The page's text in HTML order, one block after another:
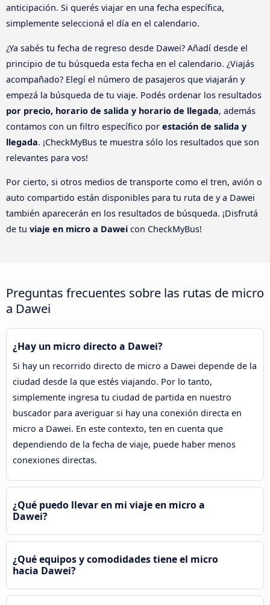
anticipación. Si querés viajar en una fecha específica,
simplemente seleccioná el día en el calendario.
¿Ya sabés tu fecha de regreso desde Dawei? Añadí desde el
principio de tu búsqueda esta fecha en el calendario. ¿Viajás
acompañado? Elegí el número de pasajeros que viajarán y
empezá la búsqueda de tu viaje. Podés ordenar los resultados
por precio, horario de salida y horario de llegada, además
contamos con un filtro específico por estación de salida y
llegada. ¡CheckMyBus te muestra sólo los resultados que son
relevantes para vos!
Por cierto, si otros medios de transporte como el tren, avión o
auto compartido están disponibles para tu ruta de y a Dawei
también aparecerán en los resultados de búsqueda. ¡Disfrutá
de tu viaje en micro a Dawei con CheckMyBus!
Preguntas frecuentes sobre las rutas de micro
a Dawei
¿Hay un micro directo a Dawei?
Si hay un recorrido directo de micro a Dawei depende de la
ciudad desde la que estés viajando. Por lo tanto,
simplemente ingresa tu ciudad de partida en nuestro
buscador para averiguar si hay una conexión directa en
micro a Dawei. En este contexto, ten en cuenta que
dependiendo de la fecha de viaje, puede haber menos
conexiones directas.
¿Qué puedo llevar en mi viaje en micro a
Dawei?
¿Qué equipos y comodidades tiene el micro
hacia Dawei?